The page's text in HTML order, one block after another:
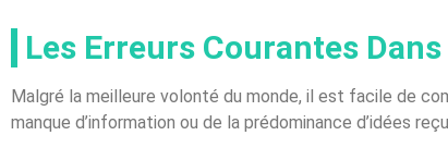
Les Erreurs Courantes
Malgré la meilleure volonté du monde, il est facile de
manque d’information ou de la prédominance d’idées